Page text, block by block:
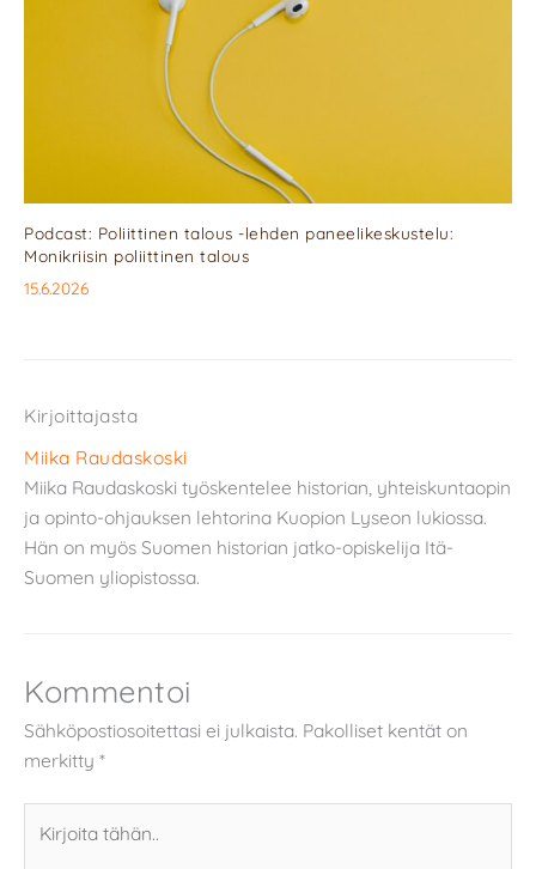
Podcast: Poliittinen talous -lehden paneelikeskustelu:
Monikriisin poliittinen talous
15.6.2026
Kirjoittajasta
Miika Raudaskoski
Miika Raudaskoski työskentelee historian, yhteiskuntaopin
ja opinto-ohjauksen lehtorina Kuopion Lyseon lukiossa.
Hän on myös Suomen historian jatko-opiskelija Itä-
Suomen yliopistossa.
Kommentoi
Sähköpostiosoitettasi ei julkaista. Pakolliset kentät on
merkitty *
tähän..